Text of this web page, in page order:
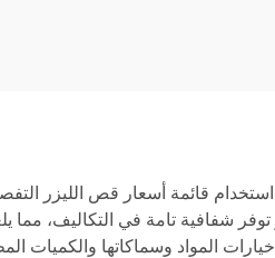
استخدام قائمة أسعار قص الليزر
توفر شفافية تامة في التكاليف،
خيارات المواد وسماكاتها والكميات